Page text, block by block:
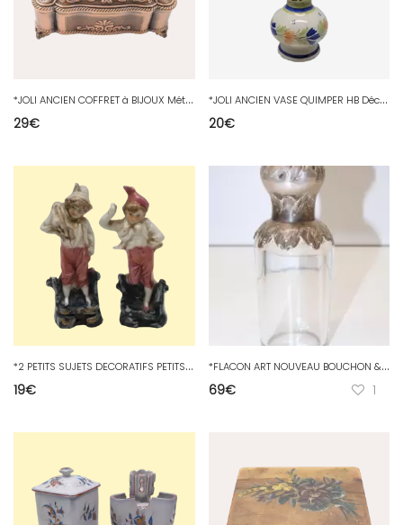
*
JOLI ANCIEN COFFRET à BIJOUX Métal Cuivré Tissu type Suédine BLEU NUIT D
29€
*
JOLI ANCIEN VASE QUIMPER HB Décor FEMME BRETONNE & FLEURS COLLECTION déco D
20€
*
2 PETITS SUJETS DECORATIFS PETITS Garçons XXe OBJETS de vitrine collection D
19€
*
FLACON ART NOUVEAU BOUCHON & COL ARGENT poinçon SANGLIER Orfèvres SAGLIER D
69€ 1